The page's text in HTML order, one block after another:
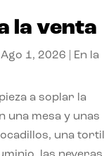
la venta
Ago 1, 2026
En la
a soplar la
una mesa y unas
una